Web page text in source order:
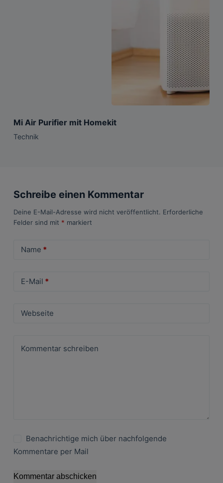
Mi Air Purifier mit Homekit
Technik
Schreibe einen Kommentar
Deine E-Mail-Adresse wird nicht veröffentlicht. Erforderliche
Felder sind mit * markiert
Name *
E-Mail *
Webseite
Kommentar schreiben
Benachrichtige mich über nachfolgende
Kommentare per Mail
Kommentar abschicken